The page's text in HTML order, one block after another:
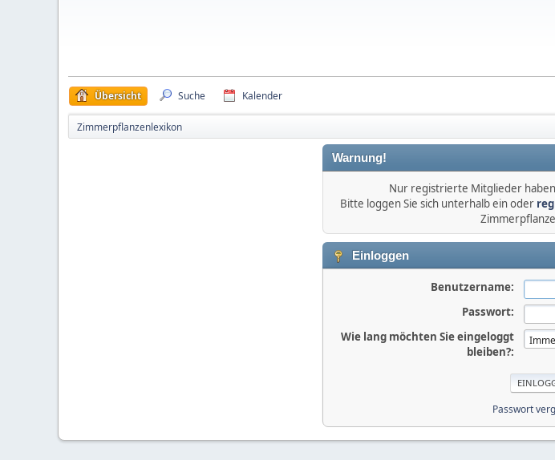
Übersicht Suche Kalender
Zimmerpflanzenlexikon
Warnung!
Nur registrierte Mitglieder
Bitte loggen Sie sich unterhalb ein oder
Einloggen
Benutzername:
Passwort:
Wie lang möchten Sie eingeloggt
bleiben?:
Passwort